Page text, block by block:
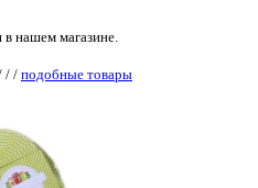
нашем магазине.
/ / подобные товары